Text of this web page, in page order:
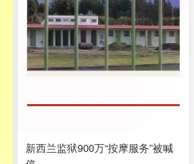
新西兰监狱900万“按摩服务”被喊